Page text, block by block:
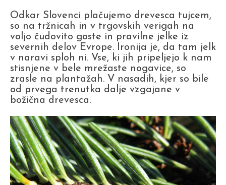
Odkar Slovenci plačujemo drevesca tujcem,
so na tržnicah in v trgovskih verigah na
voljo čudovito goste in pravilne jelke iz
severnih delov Evrope. Ironija je, da tam jelk
v naravi sploh ni. Vse, ki jih pripeljejo k nam
stisnjene v bele mrežaste nogavice, so
zrasle na plantažah. V nasadih, kjer so bile
od prvega trenutka dalje vzgajane v
božična drevesca.